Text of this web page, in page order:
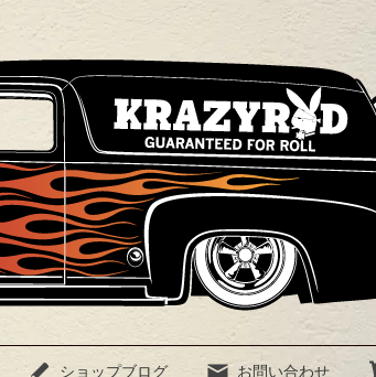
ショップブログ お問い合わせ